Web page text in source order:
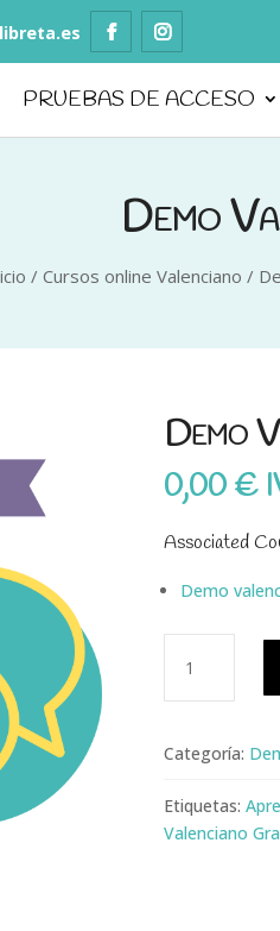
PRUEBAS DE ACCESO
Demo
/ Cursos online Valenciano /
Demo
0,00 €
Associated
Demo
Valenciano
C2
Categoría:
Etiquetas:
Valenciano